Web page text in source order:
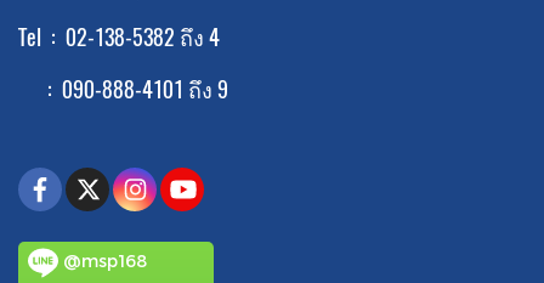
Tel : 02-138-5382 ถึง 4
: 090-888-4101 ถึง 9
@msp168